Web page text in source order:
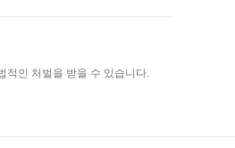
적인 처벌을 받을 수 있습니다.